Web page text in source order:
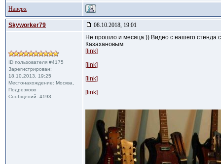
Наверх
Skyworker79 08.10.2018, 19:01
ID пользователя #4175
Зарегистрирован:
18.10.2013, 19:25
Местонахождение: Москва,
Подрезково
Сообщений: 4193
Не прошло и месяца )) Видео с нашего стенда
Казахановым
[link]
[link]
[link]
[link]